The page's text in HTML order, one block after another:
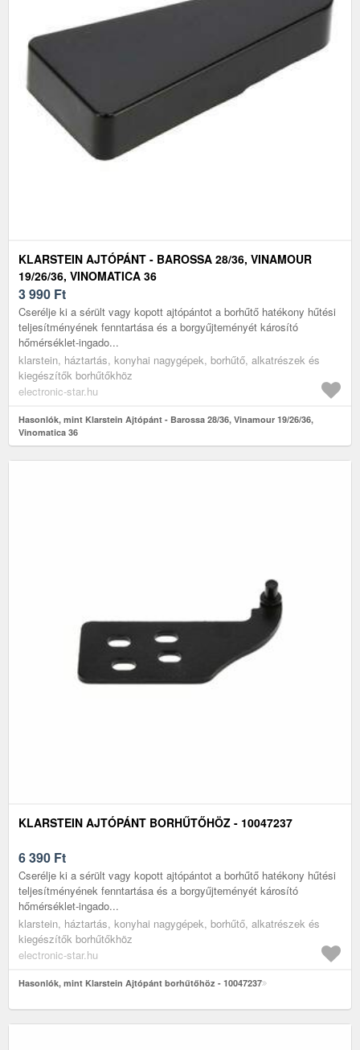
KLARSTEIN AJTÓPÁNT - BAROSSA 28/36, VINAMOUR
19/26/36, VINOMATICA 36
3 990 Ft
Cserélje ki a sérült vagy kopott ajtópántot a borhűtő hatékony hűtési
teljesítményének fenntartása és a borgyűjteményét károsító
hőmérséklet-ingado...
klarstein, háztartás, konyhai nagygépek, borhűtő, alkatrészek és
kiegészítők borhűtőkhöz
electronic-star.hu
Hasonlók, mint Klarstein Ajtópánt - Barossa 28/36, Vinamour 19/26/36,
Vinomatica 36
KLARSTEIN AJTÓPÁNT BORHŰTŐHÖZ - 10047237
6 390 Ft
Cserélje ki a sérült vagy kopott ajtópántot a borhűtő hatékony hűtési
teljesítményének fenntartása és a borgyűjteményét károsító
hőmérséklet-ingado...
klarstein, háztartás, konyhai nagygépek, borhűtő, alkatrészek és
kiegészítők borhűtőkhöz
electronic-star.hu
Hasonlók, mint Klarstein Ajtópánt borhűtőhöz - 10047237